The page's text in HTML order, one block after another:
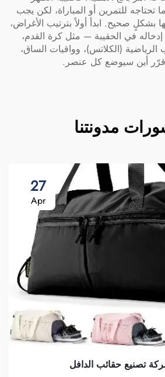
للتمرين أو المباراة، لكن يجب
بشكلٍ صحيح. ابدأ أولاً بترتيب الأغراض،
في الحقيبة — مثل كرة القدم،
الرياضية (الكلاتس)، وواقيات الساق،
قرّر أين سيوضع كل عنصر.
مدونتنا
27
Apr
تصنيع حقائب الدافل